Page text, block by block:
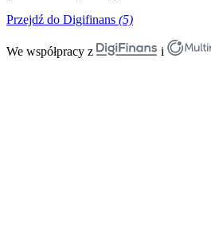
Przejdź do Digifinans (5)
We współpracy z i